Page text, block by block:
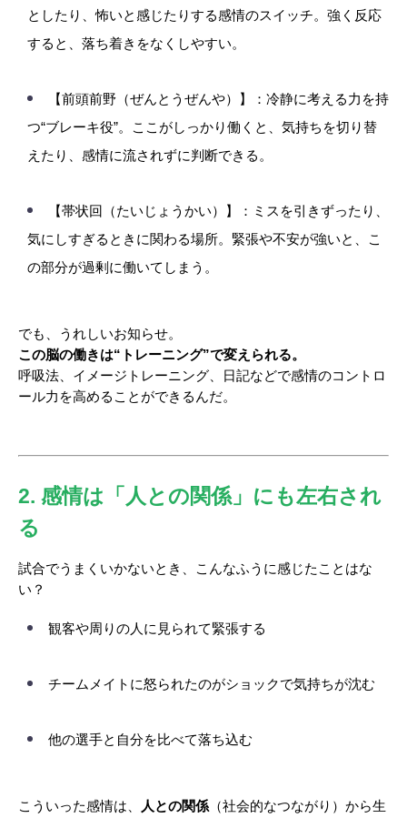
としたり、怖いと感じたりする感情のスイッチ。強く反応
すると、落ち着きをなくしやすい。
【前頭前野（ぜんとうぜんや）】：冷静に考える力を持
つ“ブレーキ役”。ここがしっかり働くと、気持ちを切り替
えたり、感情に流されずに判断できる。
【帯状回（たいじょうかい）】：ミスを引きずったり、
気にしすぎるときに関わる場所。緊張や不安が強いと、こ
の部分が過剰に働いてしまう。
でも、うれしいお知らせ。
この脳の働きは“トレーニング”で変えられる。
呼吸法、イメージトレーニング、日記などで感情のコントロ
ール力を高めることができるんだ。
2. 感情は「人との関係」にも左右され
る
試合でうまくいかないとき、こんなふうに感じたことはな
い？
観客や周りの人に見られて緊張する
チームメイトに怒られたのがショックで気持ちが沈む
他の選手と自分を比べて落ち込む
こういった感情は、 人との関係（社会的なつながり）から生